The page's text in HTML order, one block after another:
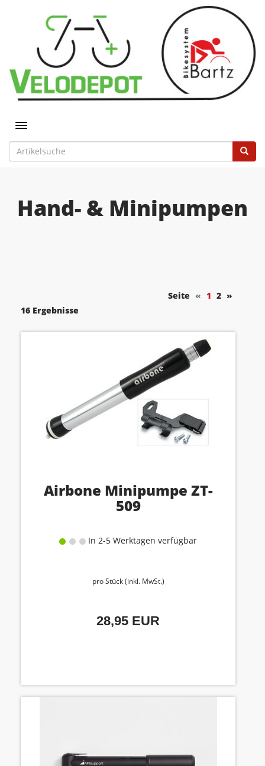
Toggle navigation
Hand- & Minipumpen
Seite « 1 2 »
16 Ergebnisse
Airbone Minipumpe ZT-
509
In 2-5 Werktagen verfügbar
pro Stück (inkl. MwSt.)
28,95 EUR